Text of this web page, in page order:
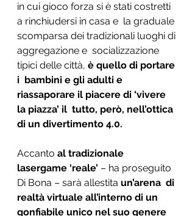
in cui gioco forza si è stati costretti
a rinchiudersi in casa e  la graduale
scomparsa dei tradizionali luoghi di
aggregazione e  socializzazione
tipici delle città, è quello di portare
i  bambini e gli adulti e
riassaporare il piacere di ‘vivere
la piazza’ il  tutto, però, nell’ottica
di un divertimento 4.0.
Accanto al tradizionale
lasergame ‘reale’ – ha proseguito
Di Bona – sarà allestita un’arena  di
realtà virtuale all’interno di un
gonfiabile unico nel suo genere